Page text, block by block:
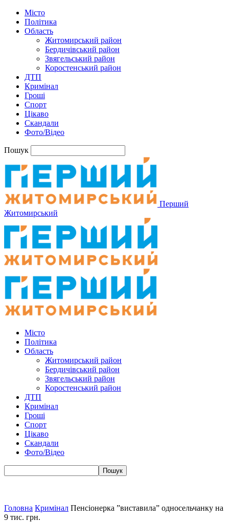
Місто
Політика
Область
Житомирський район
Бердичівський район
Звягельський район
Коростенський район
ДТП
Кримінал
Гроші
Спорт
Цікаво
Скандали
Фото/Відео
Пошук
Перший
Житомирський
Місто
Політика
Область
Житомирський район
Бердичівський район
Звягельський район
Коростенський район
ДТП
Кримінал
Гроші
Спорт
Цікаво
Скандали
Фото/Відео
Головна Кримінал Пенсіонерка ”виставила” односельчанку на
9 тис. грн.